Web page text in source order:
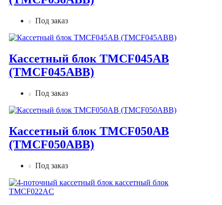
Под заказ
Кассетный блок TMCF045AB
(TMCF045ABB)
Под заказ
Кассетный блок TMCF050AB
(TMCF050ABB)
Под заказ